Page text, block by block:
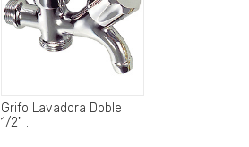
Grifo Lavadora Doble
1/2" .